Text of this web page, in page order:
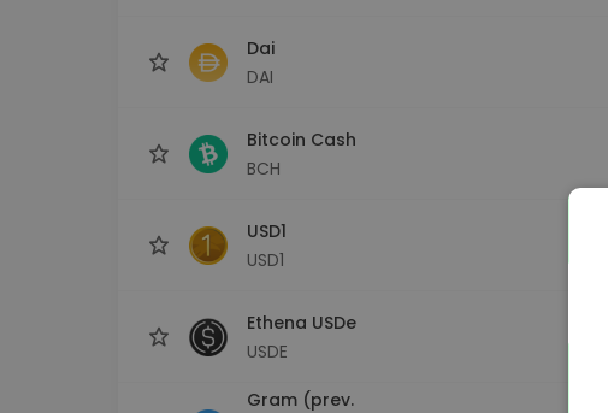
Dai
DAI
Bitcoin Cash
BCH
USD1
USD1
Ethena USDe
USDE
Gram (prev.